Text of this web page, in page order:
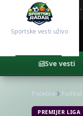
Sportske vesti uživo
Beograd, Srbija ·
Sve vesti
Početna Fudbal
PREMIJER LIGA